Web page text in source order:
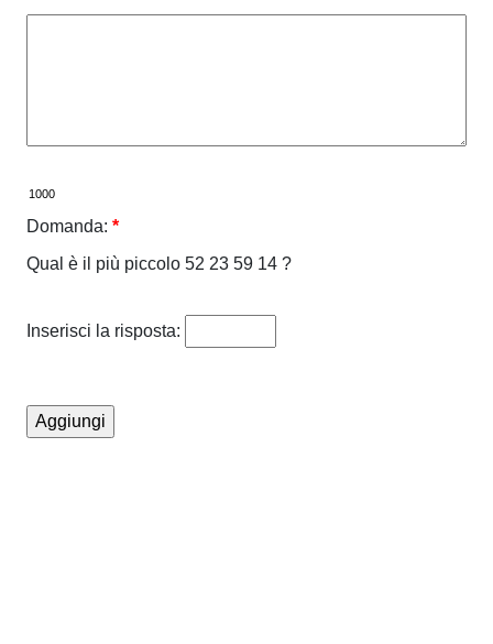
Domanda: *
Qual è il più piccolo 52 23 59 14 ?
Inserisci la risposta: